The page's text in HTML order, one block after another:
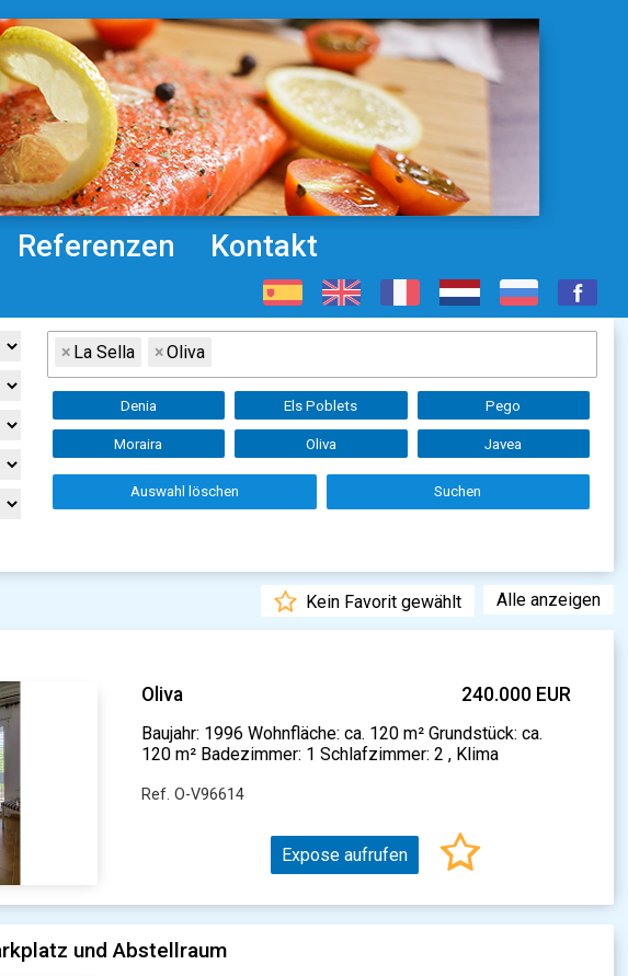
Referenzen Kontakt
× La Sella ×Oliva
Denia Els Poblets Pego
Moraira Oliva Javea
Auswahl löschen Suchen
Alle anzeigen
Kein Favorit gewählt
Oliva 240.000 EUR
Baujahr: 1996 Wohnfläche: ca. 120 m² Grundstück: ca.
120 m² Badezimmer: 1 Schlafzimmer: 2 , Klima
Ref. O-V96614
Expose aufrufen
und Abstellraum